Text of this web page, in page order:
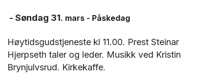
- Søndag 31. mars - Påskedag
Høytidsgudstjeneste kl 11.00. Prest Steinar
Hjerpseth taler og leder. Musikk ved Kristin
Brynjulvsrud. Kirkekaffe.